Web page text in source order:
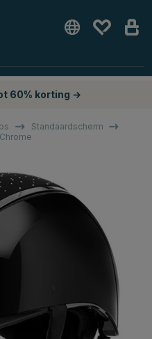
60% korting →
Standaardscherm